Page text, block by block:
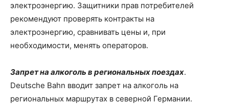
электроэнергию. Защитники прав потребителей
рекомендуют проверять контракты на
электроэнергию, сравнивать цены и, при
необходимости, менять операторов.
Запрет на алкоголь в региональных поездах.
Deutsche Bahn вводит запрет на алкоголь на
региональных маршрутах в северной Германии.